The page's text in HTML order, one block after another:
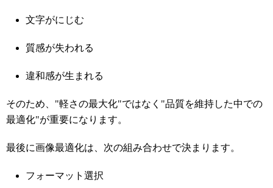
文字がにじむ
質感が失われる
違和感が生まれる
そのため、"軽さの最大化"ではなく"品質を維持した中での
最適化"が重要になります。
最後に画像最適化は、次の組み合わせで決まります。
フォーマット選択